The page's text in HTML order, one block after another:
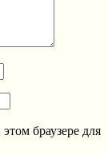
браузере для